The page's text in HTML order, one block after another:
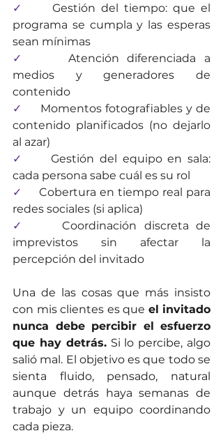
✓ Gestión del tiempo: que el
programa se cumpla y las esperas
sean mínimas
✓ Atención diferenciada a
medios y generadores de
contenido
✓ Momentos fotografiables y de
contenido planificados (no dejarlo
al azar)
✓ Gestión del equipo en sala:
cada persona sabe cuál es su rol
✓ Cobertura en tiempo real para
redes sociales (si aplica)
✓ Coordinación discreta de
imprevistos sin afectar la
percepción del invitado
Una de las cosas que más insisto
con mis clientes es que el invitado
nunca debe percibir el esfuerzo
que hay detrás. Si lo percibe, algo
salió mal. El objetivo es que todo se
sienta fluido, pensado, natural
aunque detrás haya semanas de
trabajo y un equipo coordinando
cada pieza.